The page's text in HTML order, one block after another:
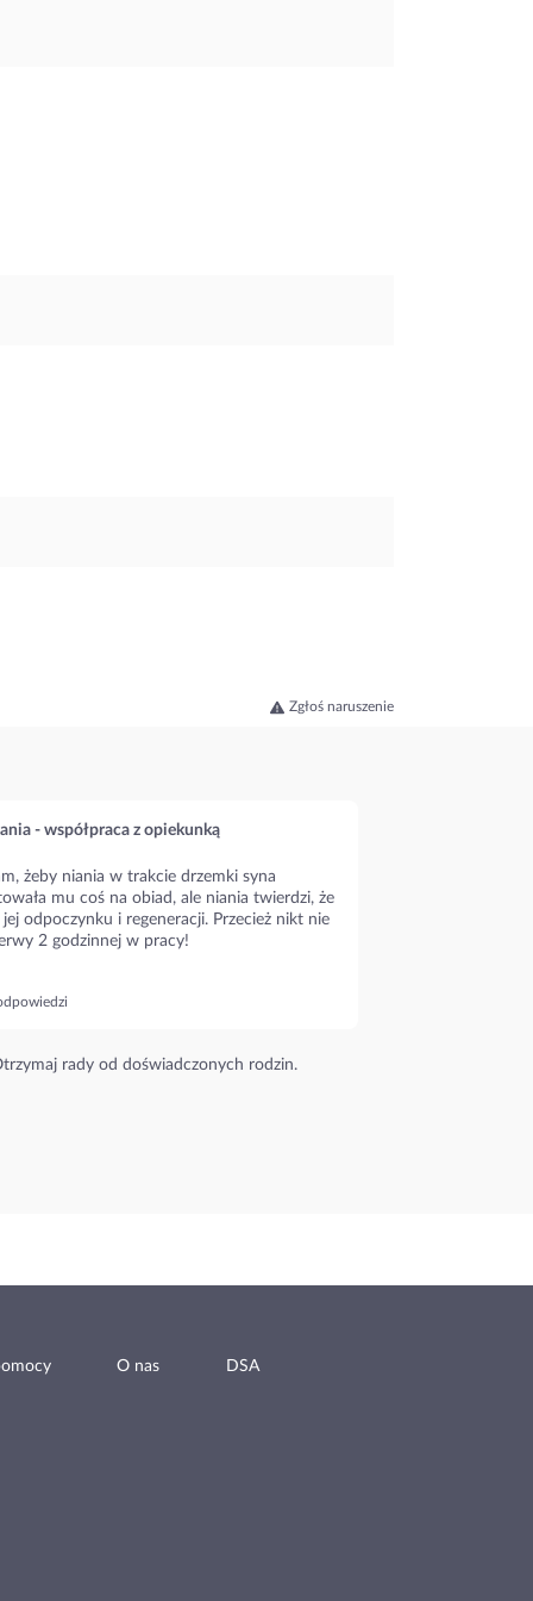
Zgłoś naruszenie
- współpraca z opiekunką
żeby niania w trakcie drzemki syna
mu coś na obiad, ale niania twierdzi, że
odpoczynku i regeneracji. Przecież nikt nie
2 godzinnej w pracy!
rady od doświadczonych rodzin.
O nas DSA